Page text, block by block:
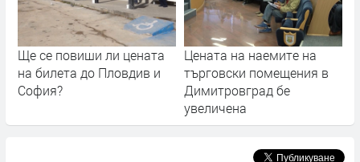
Ще се повиши ли цената
на билета до Пловдив и
София?
Цената на наемите на
търговски помещения в
Димитровград бе
увеличена